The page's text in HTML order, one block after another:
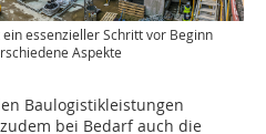
essenzieller Schritt vor Beginn
Aspekte
Baulogistikleistungen
bei Bedarf auch die